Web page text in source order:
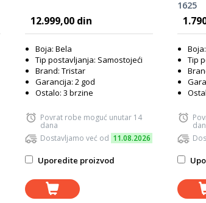
12.999,00 din
Boja: Bela
Tip postavljanja: Samostojeći
Brand: Tristar
Garancija: 2 god
Ostalo: 3 brzine
Povrat robe moguć unutar 14
dana
Dostavljamo već od 11.08.2026
Uporedite proizvod
1625
Tip